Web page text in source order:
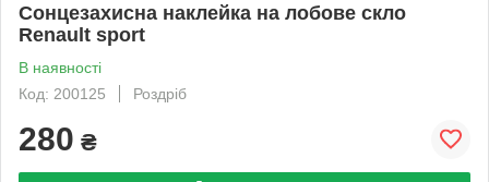
Сонцезахисна наклейка на лобове скло
Renault sport
В наявності
Код: 200125
Роздріб
280 ₴